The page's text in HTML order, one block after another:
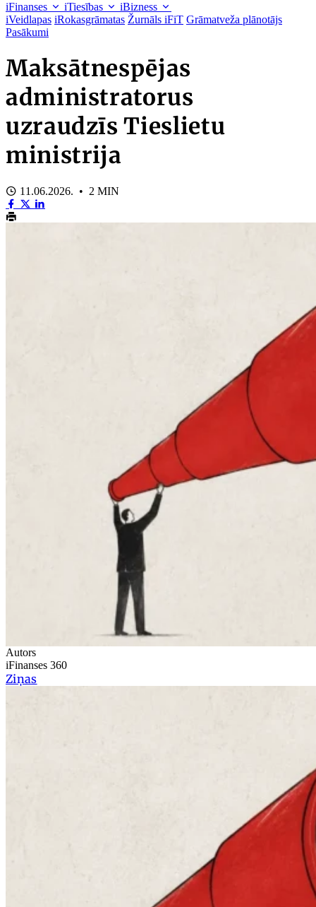
iFinanses iTiesības
iBizness
iVeidlapas iRokasgrāmatas Žurnāls iFiT Grāmatveža plānotājs
Pasākumi
Maksātnespējas
administratorus
uzraudzīs Tieslietu
ministrija
11.06.2026. • 2 MIN
Autors
iFinanses 360
Ziņas